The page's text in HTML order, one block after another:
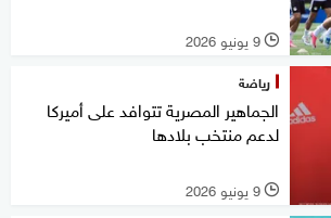
l 9 يونيو 2026
رياضة
الجماهير المصرية تتوافد على أميركا
لدعم منتخب بلادها
l 9 يونيو 2026